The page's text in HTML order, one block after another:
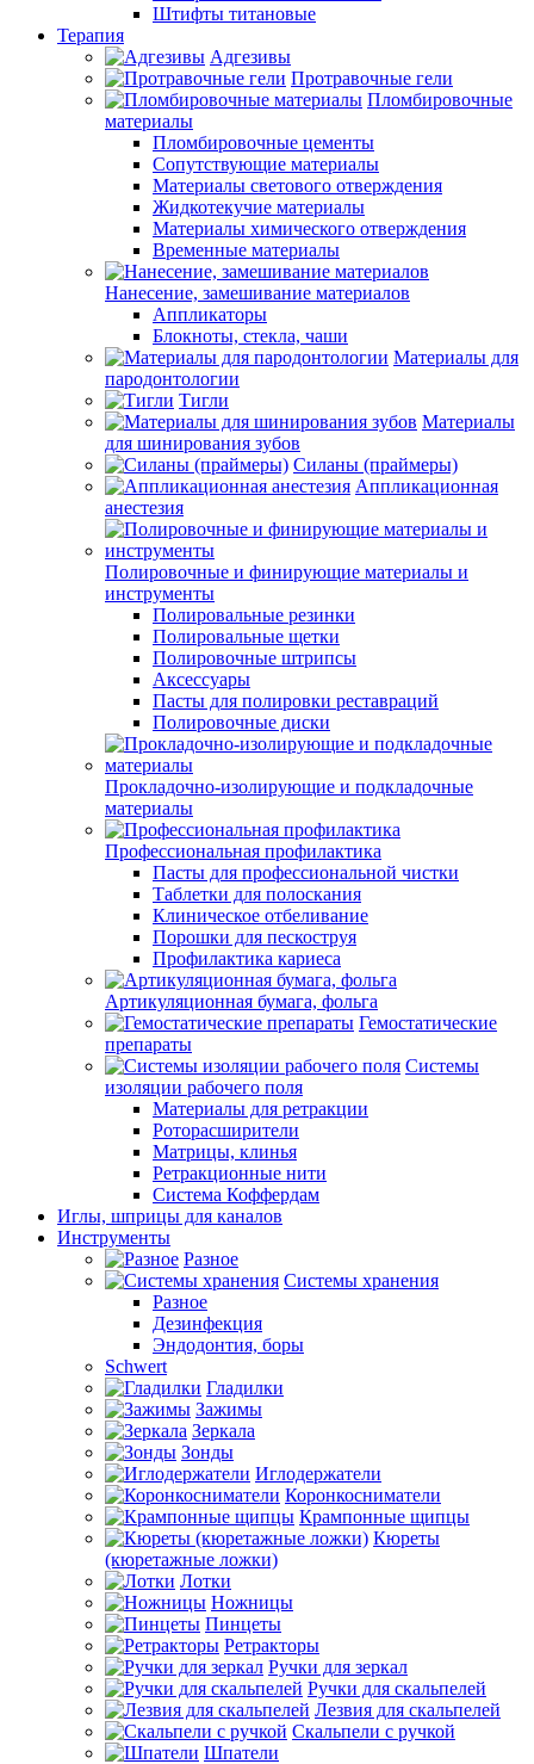
Штифты титановые
Терапия
Адгезивы
Протравочные гели
Пломбировочные
материалы
Пломбировочные цементы
Сопутствующие материалы
Материалы светового отверждения
Жидкотекучие материалы
Материалы химического отверждения
Временные материалы
Нанесение, замешивание материалов
Аппликаторы
Блокноты, стекла, чаши
Материалы для
пародонтологии
Тигли
Материалы
для шинирования зубов
Силаны (праймеры)
Аппликационная
анестезия
Полировочные и финирующие материалы и
инструменты
Полировальные резинки
Полировальные щетки
Полировочные штрипсы
Аксессуары
Пасты для полировки реставраций
Полировочные диски
Прокладочно-изолирующие и подкладочные
материалы
Профессиональная профилактика
Пасты для профессиональной чистки
Таблетки для полоскания
Клиническое отбеливание
Порошки для пескоструя
Профилактика кариеса
Артикуляционная бумага, фольга
Гемостатические
препараты
Системы
изоляции рабочего поля
Материалы для ретракции
Роторасширители
Матрицы, клинья
Ретракционные нити
Система Коффердам
Иглы, шприцы для каналов
Инструменты
Разное
Системы хранения
Разное
Дезинфекция
Эндодонтия, боры
Schwert
Гладилки
Зажимы
Зеркала
Зонды
Иглодержатели
Коронкосниматели
Крампонные щипцы
Кюреты
(кюретажные ложки)
Лотки
Ножницы
Пинцеты
Ретракторы
Ручки для зеркал
Ручки для скальпелей
Лезвия для скальпелей
Скальпели с ручкой
Шпатели